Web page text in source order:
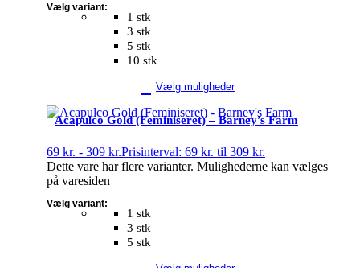
1 stk
3 stk
5 stk
10 stk
Vælg variant:
Vælg muligheder
Acapulco Gold (Feminiseret) – Barney’s Farm
69 kr. - 309 kr.Prisinterval: 69 kr. til 309 kr.
1 stk
3 stk
5 stk
Vælg variant:
Dette vare har flere varianter. Mulighederne kan vælges
på varesiden